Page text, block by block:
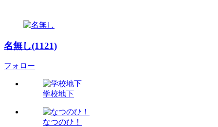
名無し(1121)
フォロー
学校地下
なつのひ！